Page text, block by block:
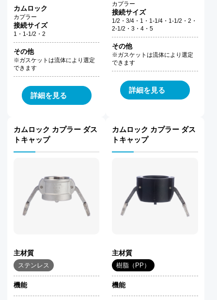
カムロック
カプラー
接続サイズ
1・1-1/2・2
その他
※ガスケットは流体により選定
できます
詳細を見る
カプラー
接続サイズ
1/2・3/4・1・1-1/4・1-1/2・2・
2-1/2・3・4・5
その他
※ガスケットは流体により選定
できます
詳細を見る
カムロック カプラー ダス
トキャップ
主材質
ステンレス
機能
カムロック カプラー ダス
トキャップ
主材質
樹脂（PP）
機能